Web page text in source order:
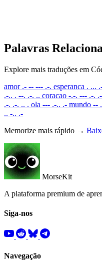
Palavras
Explore mais traduções em
amor .- -- --- .-. esperanca . ...
.-.. . --. .-. .. coracao -.-. --- .-.
.-. .-. .. . ola --- .-.. .- mundo --
.. -.. .-
Memorize mais rápido →
MorseKit
A plataforma premium de
Siga-nos
Navegação